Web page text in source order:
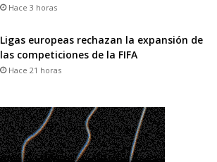
Hace 3 horas
Ligas europeas rechazan la expansión de
las competiciones de la FIFA
Hace 21 horas